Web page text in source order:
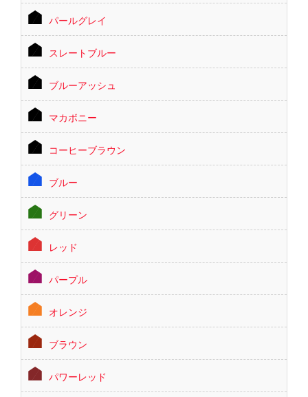
パールグレイ
スレートブルー
ブルーアッシュ
マカボニー
コーヒーブラウン
ブルー
グリーン
レッド
パープル
オレンジ
ブラウン
パワーレッド